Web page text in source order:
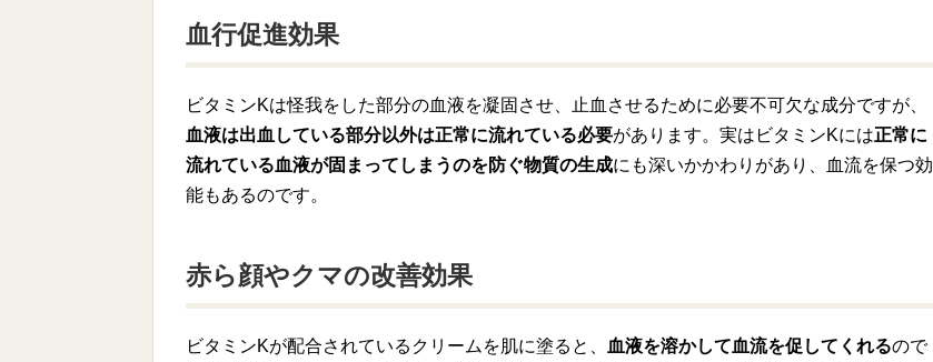
血行促進効果
ビタミンKは怪我をした部分の血液を凝固させ、止血させるために必要不可欠な成分ですが、
血液は出血している部分以外は正常に流れている必要があります。実はビタミンKには正常に
流れている血液が固まってしまうのを防ぐ物質の生成にも深いかかわりがあり、血流を保つ効
能もあるのです。
赤ら顔やクマの改善効果
ビタミンKが配合されているクリームを肌に塗ると、 血液を溶かして血流を促してくれるので